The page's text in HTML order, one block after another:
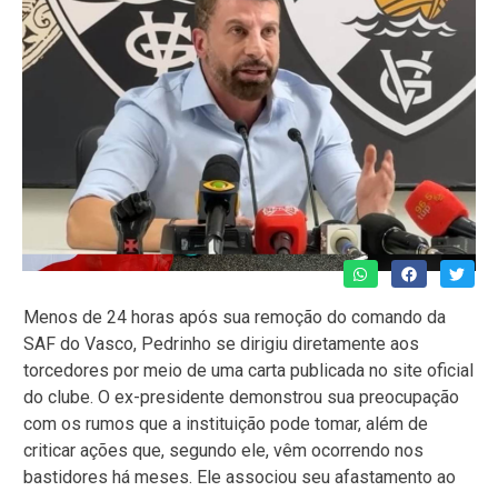
Menos de 24 horas após sua remoção do comando da
SAF do Vasco, Pedrinho se dirigiu diretamente aos
torcedores por meio de uma carta publicada no site oficial
do clube. O ex-presidente demonstrou sua preocupação
com os rumos que a instituição pode tomar, além de
criticar ações que, segundo ele, vêm ocorrendo nos
bastidores há meses. Ele associou seu afastamento ao